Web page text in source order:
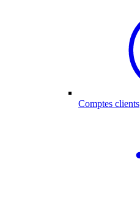
Comptes clients